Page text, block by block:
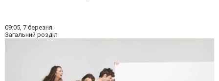
09:05, 7 березня
Загальний розділ